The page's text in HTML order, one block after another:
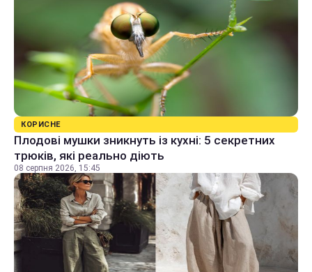
КОРИСНЕ
Плодові мушки зникнуть із кухні: 5 секретних
трюків, які реально діють
08 серпня 2026, 15:45